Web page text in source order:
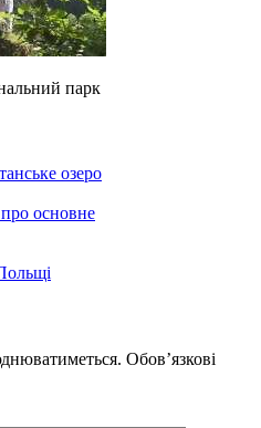
парк
озеро
основне
Обов’язкові